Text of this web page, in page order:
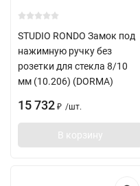
STUDIO RONDO Замок под
нажимную ручку без
розетки для стекла 8/10
мм (10.206) (DORMA)
15 732 ₽ /шт.
В корзину